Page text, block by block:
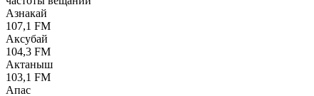
Азнакай
107,1 FM
Аксубай
104,3 FM
Актаныш
103,1 FM
Апас